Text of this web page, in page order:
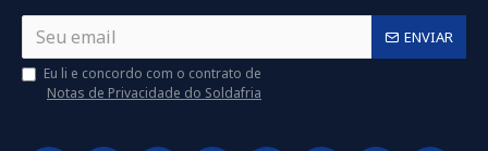
ENVIAR
Eu li e concordo com o contrato de
Notas de Privacidade do Soldafria